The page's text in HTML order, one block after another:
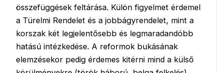
összefüggések feltárása. Külön figyelmet érdemel
a Türelmi Rendelet és a jobbágyrendelet, mint a
korszak két legjelentősebb és legmaradandóbb
hatású intézkedése. A reformok bukásának
elemzésekor pedig érdemes kitérni mind a külső